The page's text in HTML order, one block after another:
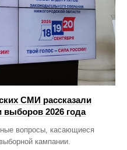
СМИ рассказали
выборов 2026 года
вопросы, касающиеся
кампании.